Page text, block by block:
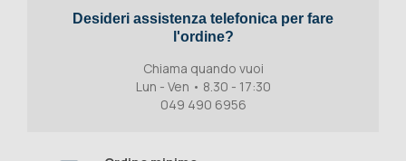
Desideri assistenza telefonica per fare
l'ordine?
Chiama quando vuoi
Lun - Ven • 8.30 - 17:30
049 490 6956